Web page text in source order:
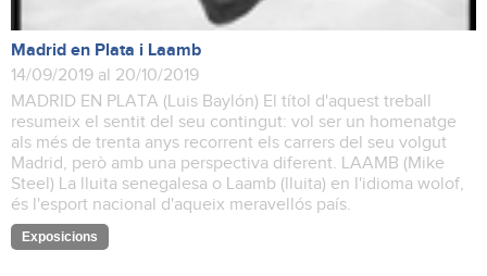
Madrid en Plata i Laamb
14/09/2019 al 20/10/2019
MADRID EN PLATA (Luis Baylón) El títol d'aquest treball
resumeix el sentit del seu contingut: vol ser un homenatge
als més de trenta anys recorrent els carrers del seu volgut
Madrid, però amb una perspectiva diferent. LAAMB (Mike
Steel) La lluita senegalesa o Laamb (lluita) en l'idioma wolof,
és l'esport nacional d'aqueix meravellós país.
Exposicions